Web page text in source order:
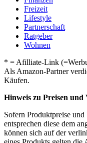
Freizeit
Lifestyle
Partnerschaft
Ratgeber
Wohnen
* = Afilliate-Link
Als Amazon-Partner
Käufen.
Hinweis zu Preisen
Sofern Produktpreise
entsprechen diese dem
können sich auf der